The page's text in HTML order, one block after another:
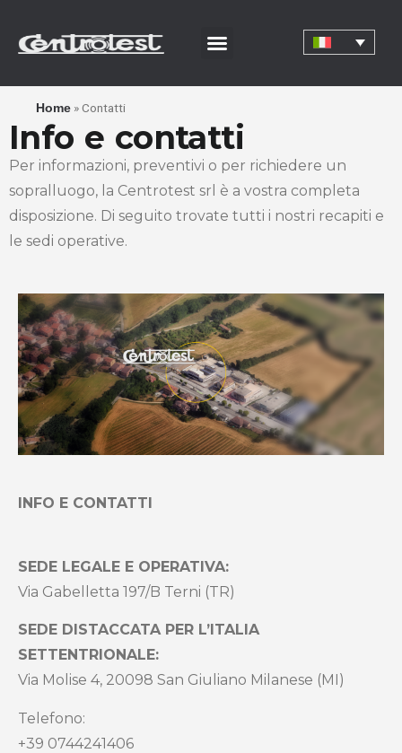
Home »Contatti
Info e contatti
Per informazioni, preventivi o per richiedere un
sopralluogo, la Centrotest srl è a vostra completa
disposizione. Di seguito trovate tutti i nostri recapiti e
le sedi operative.
INFO E CONTATTI
SEDE LEGALE E OPERATIVA:
Via Gabelletta 197/B Terni (TR)
SEDE DISTACCATA PER L’ITALIA
SETTENTRIONALE:
Via Molise 4, 20098 San Giuliano Milanese (MI)
Telefono:
+39 0744241406